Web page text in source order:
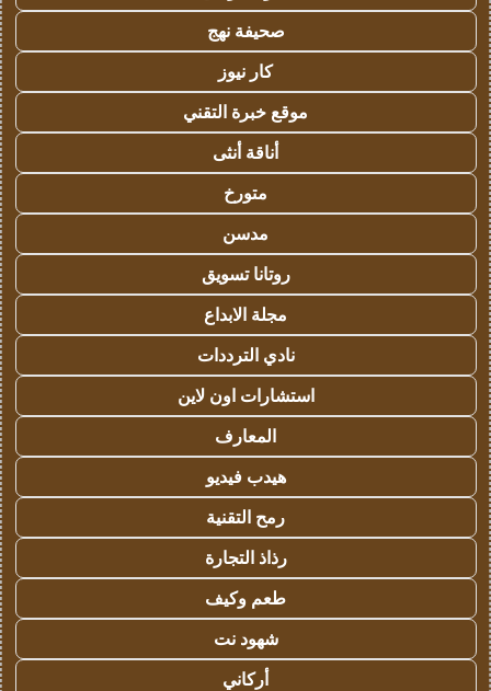
صحيفة نهج
كار نيوز
موقع خبرة التقني
أناقة أنثى
متورخ
مدسن
روتانا تسويق
مجلة الابداع
نادي الترددات
استشارات اون لاين
المعارف
هيدب فيديو
رمح التقنية
رذاذ التجارة
طعم وكيف
شهود نت
أركاني